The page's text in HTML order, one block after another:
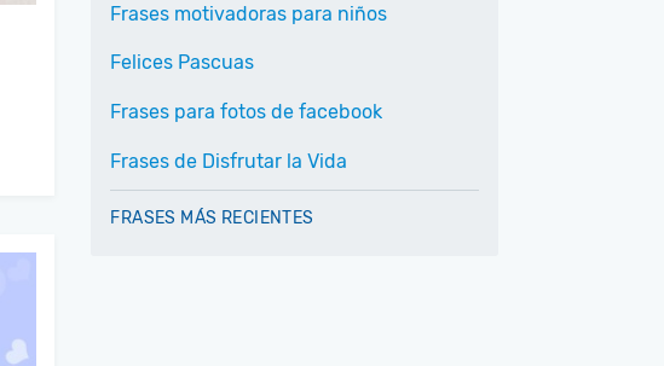
Frases motivadoras para niños
Felices Pascuas
Frases para fotos de facebook
Frases de Disfrutar la Vida
FRASES MÁS RECIENTES